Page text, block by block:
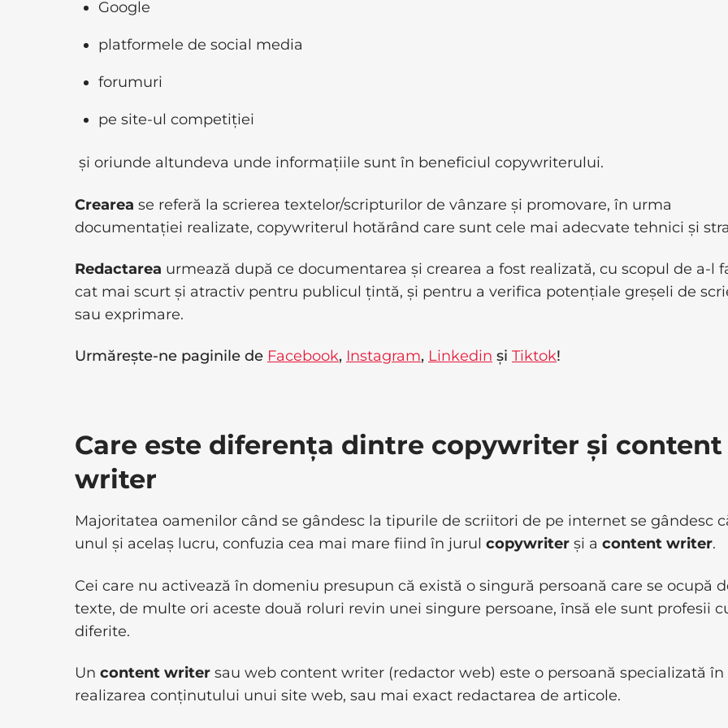
Google
platformele de social media
forumuri
pe site-ul competiției
și oriunde altundeva unde informațiile sunt în beneficiul copywriterului.
Crearea se referă la scrierea textelor/scripturilor de vânzare și promovare, în urma
documentației realizate, copywriterul hotărând care sunt cele mai adecvate tehnici și
Redactarea urmează după ce documentarea și crearea a fost realizată, cu scopul de a-l
cat mai scurt și atractiv pentru publicul țintă, și pentru a verifica potențiale greșeli de
sau exprimare.
Urmărește-ne paginile de Facebook, Instagram, Linkedin și Tiktok!
Care este diferența dintre copywriter și content
writer
Majoritatea oamenilor când se gândesc la tipurile de scriitori de pe internet se gândesc
unul și acelaș lucru, confuzia cea mai mare fiind în jurul copywriter și a content writer.
Cei care nu activează în domeniu presupun că există o singură persoană care se ocupă
texte, de multe ori aceste două roluri revin unei singure persoane, însă ele sunt profesii
diferite.
Un content writer sau web content writer (redactor web) este o persoană specializată în
realizarea conținutului unui site web, sau mai exact redactarea de articole.